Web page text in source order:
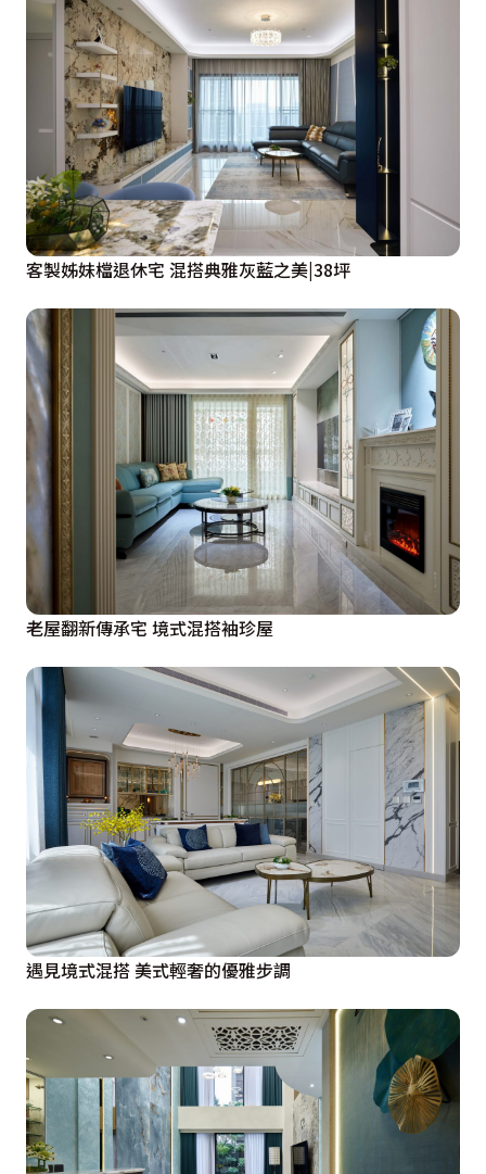
客製姊妹檔退休宅 混搭典雅灰藍之美|38坪
老屋翻新傳承宅 境式混搭袖珍屋
遇見境式混搭 美式輕奢的優雅步調